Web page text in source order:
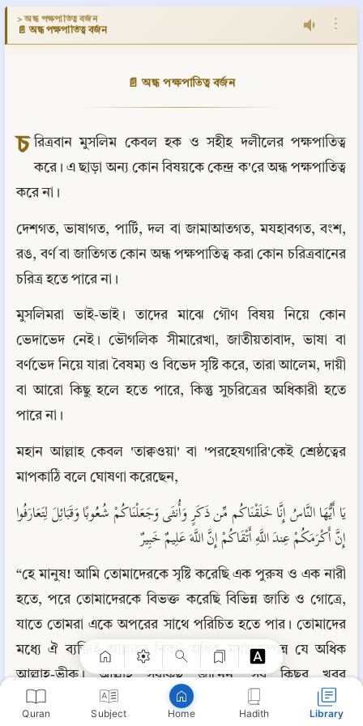
Quran Subject Home Hadith Library
> অন্ধ পক্ষপাতিত্ব বর্জন
📄 অন্ধ পক্ষপাতিত্ব বর্জন ⋮
📄 অন্ধ পক্ষপাতিত্ব বর্জন
চ রিত্রবান মুসলিম কেবল হক ও সহীহ দলীলের পক্ষপাতিত্ব
করে। এ ছাড়া অন্য কোন বিষয়কে কেন্দ্র ক'রে অন্ধ পক্ষপাতিত্ব
করে না।
দেশগত, ভাষাগত, পার্টি, দল বা জামাআতগত, মযহাবগত, বংশ,
রঙ, বর্ণ বা জাতিগত কোন অন্ধ পক্ষপাতিত্ব করা কোন চরিত্রবানের
চরিত্র হতে পারে না।
মুসলিমরা ভাই-ভাই। তাদের মাঝে গৌণ বিষয় নিয়ে কোন
ভেদাভেদ নেই। ভৌগলিক সীমারেখা, জাতীয়তাবাদ, ভাষা বা
বর্ণভেদ নিয়ে যারা বৈষম্য ও বিভেদ সৃষ্টি করে, তারা আলেম, দায়ী
বা আরো কিছু হলে হতে পারে, কিন্তু সুচরিত্রের অধিকারী হতে
পারে না।
মহান আল্লাহ কেবল 'তাক্বওয়া' বা 'পরহেযগারি'কেই শ্রেষ্ঠত্বের
মাপকাঠি বলে ঘোষণা করেছেন,
إِنَّ أَكْرَمَكُمْ عِندَ اللَّهِ أَتْقَاكُمْ إِنَّ اللَّهَ عَلِيمٌ خَبِيرٌ
“হে মানুষ! আমি তোমাদেরকে সৃষ্টি করেছি এক পুরুষ ও এক নারী
হতে, পরে তোমাদেরকে বিভক্ত করেছি বিভিন্ন জাতি ও গোত্রে,
যাতে তোমরা একে অপরের সাথে পরিচিত হতে পার। তোমাদের
মধ্যে ঐ ব্যক্তিই আল্লাহর নিকট অধিক মর্যাদাসম্পন্ন যে অধিক
আল্লাহ-ভীরু। আল্লাহ সবকিছু জানেন, সব কিছুর খবর
রাখেন।”৩১৭
Copy